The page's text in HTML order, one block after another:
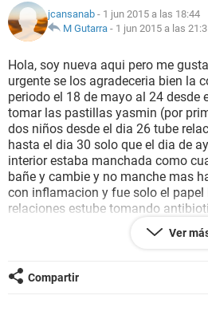
NUTRICIÓN
SEXUALIDAD
GLOSARIO
jcansanab - 1 jun 2015 a las 18:44
M Gutarra - 1 jun 2015 a las
Hola, soy nueva aqui pero me
urgente se los agradeceria bien la
periodo el 18 de mayo al 24 desde
tomar las pastillas yasmin (por
dos niños desde el dia 26 tube
hasta el dia 30 solo que el dia de
interior estaba manchada como
bañe y cambie y no manche mas
con inflamacion y fue solo el papel
relaciones estube tomando
estomago mi pregunta es la
relaciones las tube en mis dias
embarazo? Por favor diganme que
ginecologo pero necesito saber
Ver
Compartir